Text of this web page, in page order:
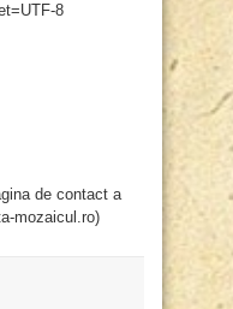
8
de contact a
mozaicul.ro)